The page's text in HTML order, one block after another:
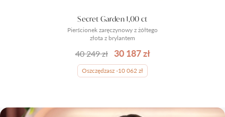
Pierścionek zaręczynowy z żółtego
złota z brylantem
Secret Garden 1,00 ct
40 249 zł 30 187 zł
Oszczędzasz -10 062 zł